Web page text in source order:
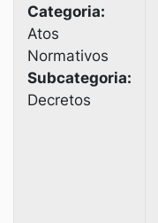
Categoria:
Atos
Normativos
Subcategoria:
Decretos